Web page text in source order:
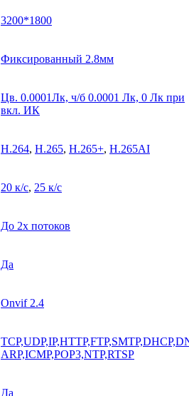
3200*1800
Фиксированный 2.8мм
Цв. 0.0001Лк, ч/б 0.0001 Лк, 0 Лк при
вкл. ИК
H.264, H.265, H.265+, H.265AI
20 к/с, 25 к/с
До 2х потоков
Да
Onvif 2.4
ARP,ICMP,POP3,NTP,RTSP
Да